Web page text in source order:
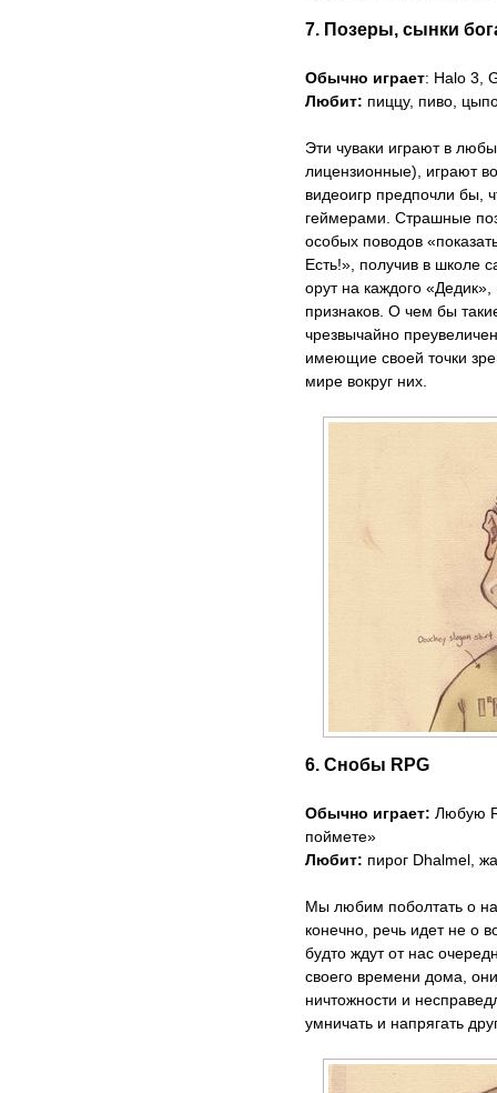
7. Позеры, сынки
Обычно играет: Halo 3,
Любит: пиццу, пиво,
Эти чуваки играют в
лицензионные), играют
видеоигр предпочли бы,
геймерами. Страшные
особых поводов
Есть!», получив в школе
орут на каждого
признаков. О чем бы
чрезвычайно
имеющие своей точки
мире вокруг них.
6. Снобы RPG
Обычно играет: Любую
поймете»
Любит: пирог Dhalmel,
Мы любим поболтать о
конечно, речь идет не о
будто ждут от нас
своего времени дома,
ничтожности и
умничать и напрягать